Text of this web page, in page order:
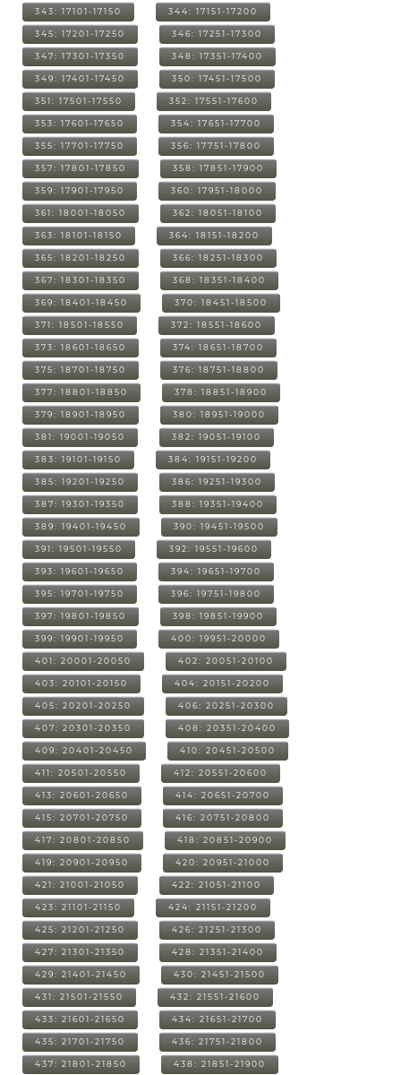
343: 17101-17150 344: 17151-17200
345: 17201-17250 346: 17251-17300
347: 17301-17350 348: 17351-17400
349: 17401-17450 350: 17451-17500
351: 17501-17550 352: 17551-17600
353: 17601-17650 354: 17651-17700
355: 17701-17750 356: 17751-17800
357: 17801-17850 358: 17851-17900
359: 17901-17950 360: 17951-18000
361: 18001-18050 362: 18051-18100
363: 18101-18150 364: 18151-18200
365: 18201-18250 366: 18251-18300
367: 18301-18350 368: 18351-18400
369: 18401-18450 370: 18451-18500
371: 18501-18550 372: 18551-18600
373: 18601-18650 374: 18651-18700
375: 18701-18750 376: 18751-18800
377: 18801-18850 378: 18851-18900
379: 18901-18950 380: 18951-19000
381: 19001-19050 382: 19051-19100
383: 19101-19150 384: 19151-19200
385: 19201-19250 386: 19251-19300
387: 19301-19350 388: 19351-19400
389: 19401-19450 390: 19451-19500
391: 19501-19550 392: 19551-19600
393: 19601-19650 394: 19651-19700
395: 19701-19750 396: 19751-19800
397: 19801-19850 398: 19851-19900
399: 19901-19950 400: 19951-20000
401: 20001-20050 402: 20051-20100
403: 20101-20150 404: 20151-20200
405: 20201-20250 406: 20251-20300
407: 20301-20350 408: 20351-20400
409: 20401-20450 410: 20451-20500
411: 20501-20550 412: 20551-20600
413: 20601-20650 414: 20651-20700
415: 20701-20750 416: 20751-20800
417: 20801-20850 418: 20851-20900
419: 20901-20950 420: 20951-21000
421: 21001-21050 422: 21051-21100
423: 21101-21150 424: 21151-21200
425: 21201-21250 426: 21251-21300
427: 21301-21350 428: 21351-21400
429: 21401-21450 430: 21451-21500
431: 21501-21550 432: 21551-21600
433: 21601-21650 434: 21651-21700
435: 21701-21750 436: 21751-21800
437: 21801-21850 438: 21851-21900